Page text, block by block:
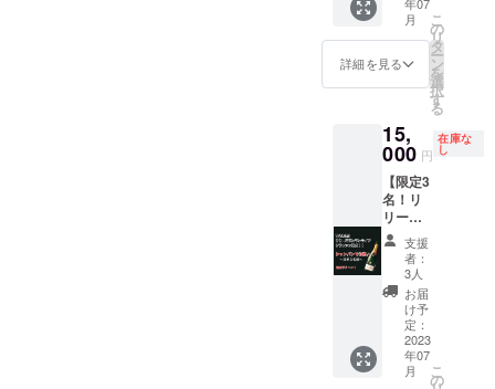
宿泊費
はご用
さい。
※【備考
欄に】
SNSア
カウン
ます(ス
ケ
ジュー
ルと開
催場所
やり取
りのた
め）。
記載の
ない場
合や、
アカウ
ントに
誤りが
ある場
欄に】
SNSア
カウン
トID記
(MTGの
やり取
りの
為）。
記載の
ない場
合や、
アカウ
ントに
誤りが
ある場
合は登
録の
メール
アドレ
を記載
させて
頂きま
す。
お名前
をご記
入お願
い致し
ます。
※記入が
ない場
合は
CAMPF
IRE内の
お名前
を使用
させて
頂きま
す。
「スペ
シャル
サンク
ス」欄
にあな
たの名
載され
ます。
・あな
たに宛
てたお
礼の手
紙を、
気持ち
を込め
て書か
せて頂
きま
す。 ・
お会い
した際
月
詳細を見る
こ
の
リ
タ
ー
ン
を
選
択
す
る
15,
000 円
在庫な
し
【限定3
名！リ
リース
ワンマ
ンライ
ブ&クラ
ファン
達成を
シャン
パンで
お祝
い！】
支援
者：
3人
お届
け予
定：
2023
年07
月
こ
の